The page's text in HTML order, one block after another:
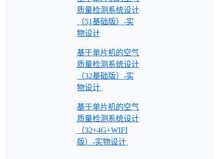
质量检测系统设计
（51基础版）-实
物设计
基于单片机的空气
质量检测系统设计
（32基础版）-实
物设计
基于单片机的空气
质量检测系统设计
（32+4G+WIFI
版）-实物设计